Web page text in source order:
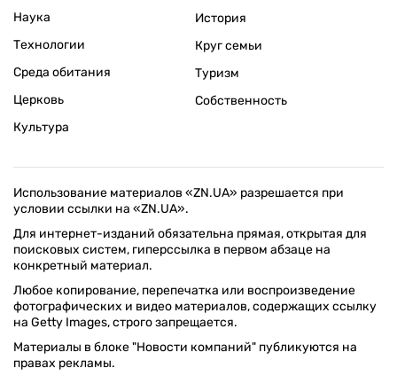
Наука
Технологии
Среда обитания
Церковь
Культура
История
Круг семьи
Туризм
Собственность
Использование материалов «ZN.UA» разрешается при
условии ссылки на «ZN.UA».
Для интернет-изданий обязательна прямая, открытая для
поисковых систем, гиперссылка в первом абзаце на
конкретный материал.
Любое копирование, перепечатка или воспроизведение
фотографических и видео материалов, содержащих ссылку
на Getty Images, строго запрещается.
Материалы в блоке "Новости компаний" публикуются на
правах рекламы.